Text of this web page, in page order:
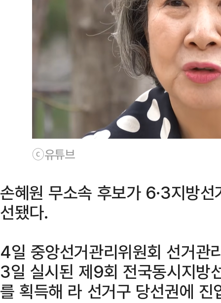
ⓒ유튜브
손혜원 무소속 후보가 6·3지방
선됐다.
4일 중앙선거관리위원회 선거관
3일 실시된 제9회 전국동시지
를 획득해 라 선거구 당선권에 진